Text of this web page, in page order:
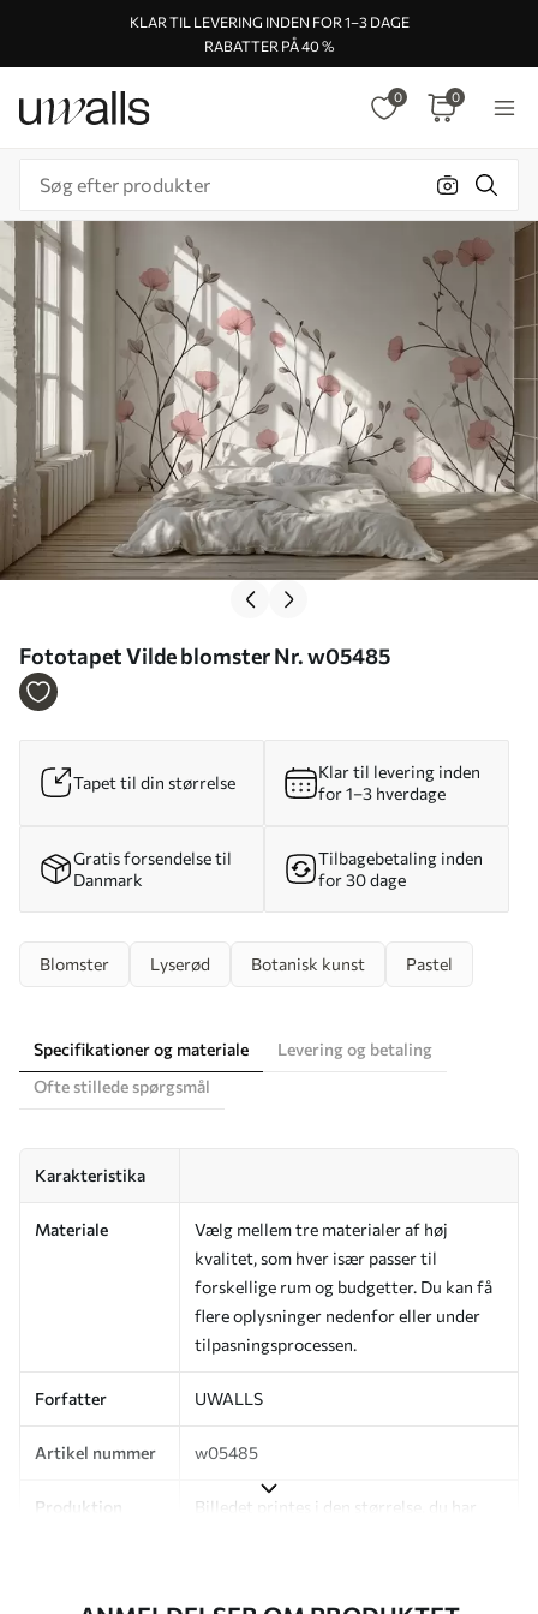
KLAR TIL LEVERING INDEN FOR 1–3 DAGE
RABATTER PÅ 40 %
0 0
Fototapet Vilde blomster Nr. w05485
Tapet til din størrelse
Klar til levering inden
for 1–3 hverdage
Gratis forsendelse til
Danmark
Tilbagebetaling inden
for 30 dage
Blomster Lyserød Botanisk kunst Pastel
Specifikationer og materiale
Levering og betaling
Ofte stillede spørgsmål
Karakteristika
Materiale
Vælg mellem tre materialer af høj
kvalitet, som hver især passer til
forskellige rum og budgetter. Du kan få
flere oplysninger nedenfor eller under
tilpasningsprocessen.
Forfatter UWALLS
Artikel nummer w05485
Produktion
Billedet printes i den størrelse, du har